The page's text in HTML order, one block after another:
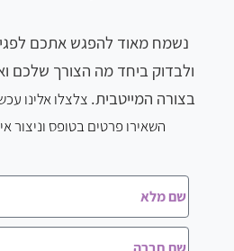
נשמח מאוד להפגש אתכם
ולבדוק ביחד מה הצורך שלכם
בצורה המייטבית. צלצלואלינו
השאירו פרטים בטופס